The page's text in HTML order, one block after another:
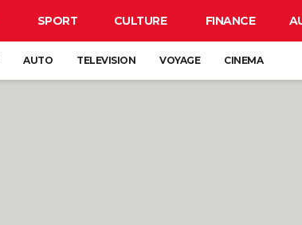
SPORT CULTURE FINANCE
AUTO TELEVISION VOYAGE CINEMA